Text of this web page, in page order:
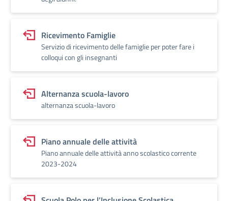
Ricevimento Famiglie
Servizio di ricevimento delle famiglie per poter fare i
colloqui con gli insegnanti
Alternanza scuola-lavoro
alternanza scuola-lavoro
Piano annuale delle attività
Piano annuale delle attività anno scolastico corrente
2023-2024